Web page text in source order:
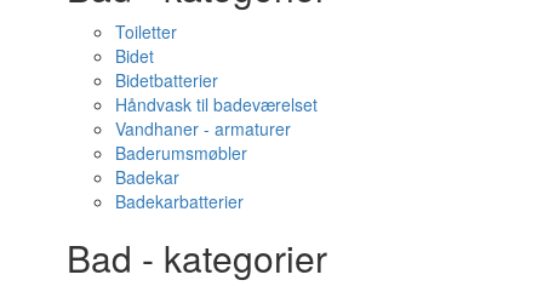
Toiletter
Bidet
Bidetbatterier
Håndvask til badeværelset
Vandhaner - armaturer
Baderumsmøbler
Badekar
Badekarbatterier
Bad - kategorier